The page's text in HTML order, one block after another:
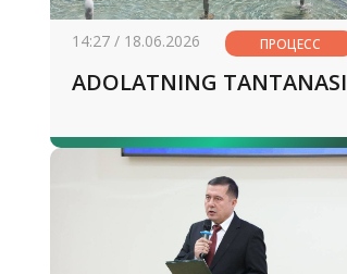
14:27 / 18.06.2026 ПРОЦЕСС
ADOLATNING TANTANASI